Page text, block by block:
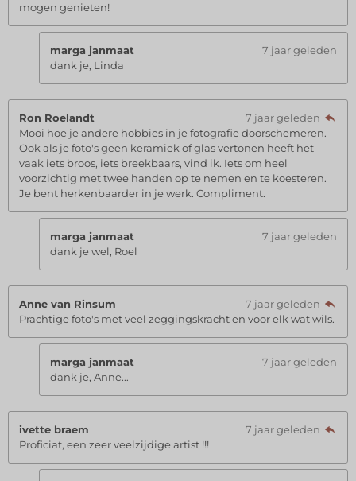
mogen genieten!
marga janmaat
7 jaar geleden
dank je, Linda
Ron Roelandt
7 jaar geleden
Mooi hoe je andere hobbies in je fotografie doorschemeren.
Ook als je foto's geen keramiek of glas vertonen heeft het
vaak iets broos, iets breekbaars, vind ik. Iets om heel
voorzichtig met twee handen op te nemen en te koesteren.
Je bent herkenbaarder in je werk. Compliment.
marga janmaat
7 jaar geleden
dank je wel, Roel
Anne van Rinsum
7 jaar geleden
Prachtige foto's met veel zeggingskracht en voor elk wat wils.
marga janmaat
7 jaar geleden
dank je, Anne...
ivette braem
7 jaar geleden
Proficiat, een zeer veelzijdige artist !!!